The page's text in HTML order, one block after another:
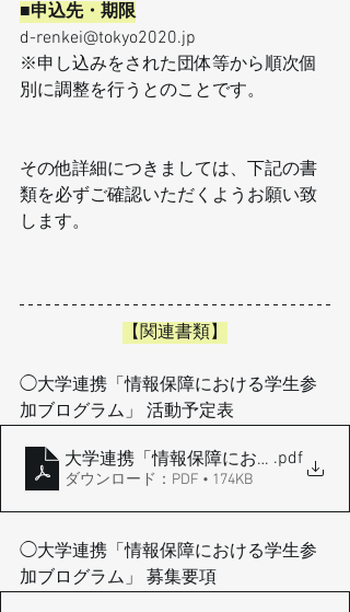
■申込先・期限
d-renkei@tokyo2020.jp
※申し込みをされた団体等から順次個
別に調整を行うとのことです。
その他詳細につきましては、下記の書
類を必ずご確認いただくようお願い致
します。
【関連書類】
◯大学連携「情報保障における学生参
加ブログラム」 活動予定表
大学連携「情報保障における学生
.pdf
ダウンロード：PDF • 174KB
◯大学連携「情報保障における学生参
加ブログラム」 募集要項